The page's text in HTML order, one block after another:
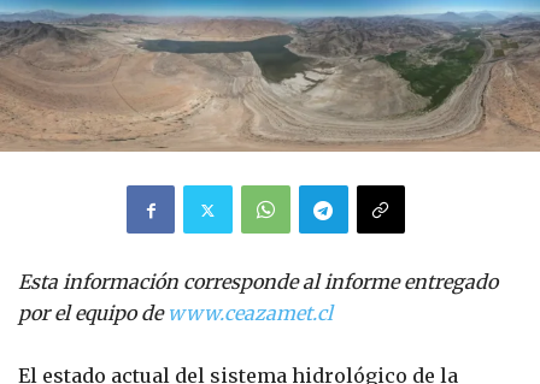
Esta información corresponde al informe entregado
por el equipo de www.ceazamet.cl
El estado actual del sistema hidrológico de la